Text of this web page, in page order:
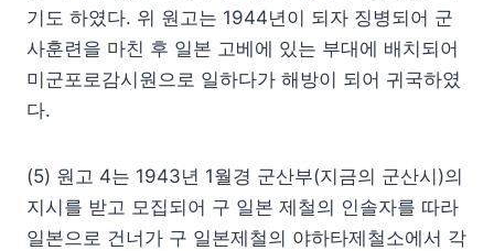
기도 하였다. 위 원고는 1944년이 되자 징병되어 군
사훈련을 마친 후 일본 고베에 있는 부대에 배치되어
미군포로감시원으로 일하다가 해방이 되어 귀국하였
다.
(5) 원고 4는 1943년 1월경 군산부(지금의 군산시)의
지시를 받고 모집되어 구 일본 제철의 인솔자를 따라
일본으로 건너가 구 일본제철의 야하타제철소에서 각